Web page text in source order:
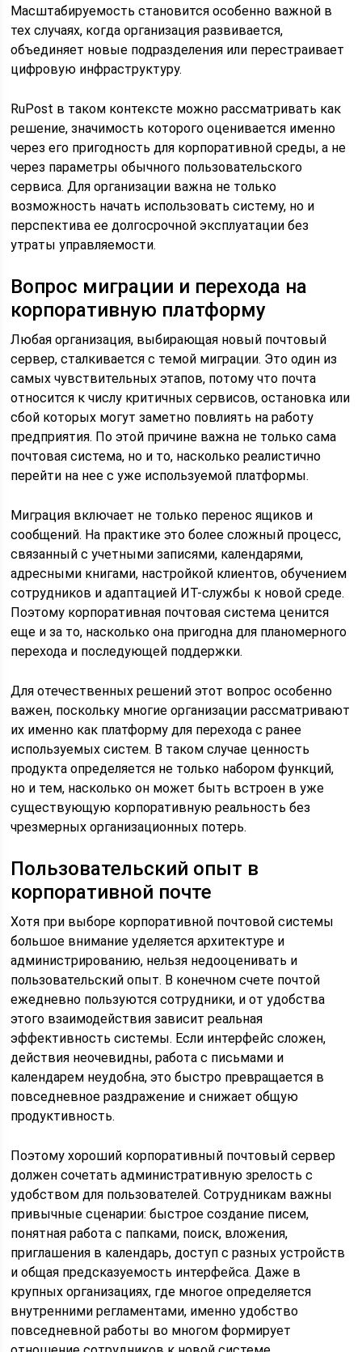
Масштабируемость становится особенно важной в
тех случаях, когда организация развивается,
объединяет новые подразделения или перестраивает
цифровую инфраструктуру.
RuPost в таком контексте можно рассматривать как
решение, значимость которого оценивается именно
через его пригодность для корпоративной среды, а не
через параметры обычного пользовательского
сервиса. Для организации важна не только
возможность начать использовать систему, но и
перспектива ее долгосрочной эксплуатации без
утраты управляемости.
Вопрос миграции и перехода на
корпоративную платформу
Любая организация, выбирающая новый почтовый
сервер, сталкивается с темой миграции. Это один из
самых чувствительных этапов, потому что почта
относится к числу критичных сервисов, остановка или
сбой которых могут заметно повлиять на работу
предприятия. По этой причине важна не только сама
почтовая система, но и то, насколько реалистично
перейти на нее с уже используемой платформы.
Миграция включает не только перенос ящиков и
сообщений. На практике это более сложный процесс,
связанный с учетными записями, календарями,
адресными книгами, настройкой клиентов, обучением
сотрудников и адаптацией ИТ-службы к новой среде.
Поэтому корпоративная почтовая система ценится
еще и за то, насколько она пригодна для планомерного
перехода и последующей поддержки.
Для отечественных решений этот вопрос особенно
важен, поскольку многие организации рассматривают
их именно как платформу для перехода с ранее
используемых систем. В таком случае ценность
продукта определяется не только набором функций,
но и тем, насколько он может быть встроен в уже
существующую корпоративную реальность без
чрезмерных организационных потерь.
Пользовательский опыт в
корпоративной почте
Хотя при выборе корпоративной почтовой системы
большое внимание уделяется архитектуре и
администрированию, нельзя недооценивать и
пользовательский опыт. В конечном счете почтой
ежедневно пользуются сотрудники, и от удобства
этого взаимодействия зависит реальная
эффективность системы. Если интерфейс сложен,
действия неочевидны, работа с письмами и
календарем неудобна, это быстро превращается в
повседневное раздражение и снижает общую
продуктивность.
Поэтому хороший корпоративный почтовый сервер
должен сочетать административную зрелость с
удобством для пользователей. Сотрудникам важны
привычные сценарии: быстрое создание писем,
понятная работа с папками, поиск, вложения,
приглашения в календарь, доступ с разных устройств
и общая предсказуемость интерфейса. Даже в
крупных организациях, где многое определяется
внутренними регламентами, именно удобство
повседневной работы во многом формирует